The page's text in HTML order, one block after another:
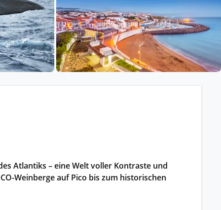
Atlantiks – eine Welt voller Kontraste und
Weinberge auf Pico bis zum historischen